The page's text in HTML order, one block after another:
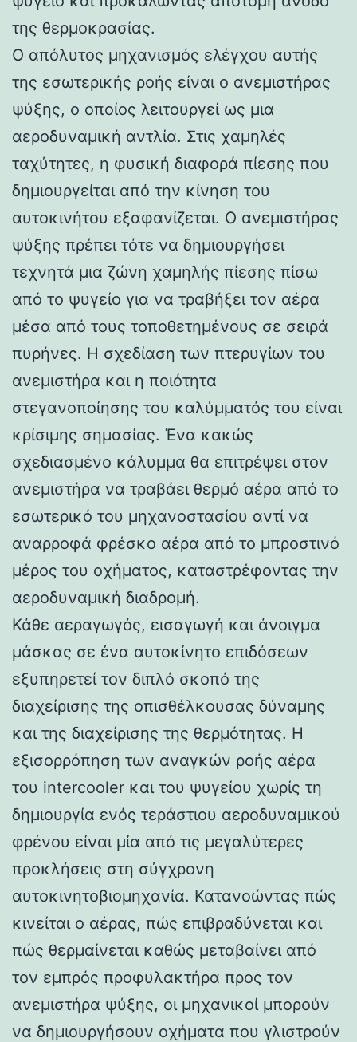
της θερμοκρασίας.
Ο απόλυτος μηχανισμός ελέγχου αυτής
της εσωτερικής ροής είναι ο ανεμιστήρας
ψύξης, ο οποίος λειτουργεί ως μια
αεροδυναμική αντλία. Στις χαμηλές
ταχύτητες, η φυσική διαφορά πίεσης που
δημιουργείται από την κίνηση του
αυτοκινήτου εξαφανίζεται. Ο ανεμιστήρας
ψύξης πρέπει τότε να δημιουργήσει
τεχνητά μια ζώνη χαμηλής πίεσης πίσω
από το ψυγείο για να τραβήξει τον αέρα
μέσα από τους τοποθετημένους σε σειρά
πυρήνες. Η σχεδίαση των πτερυγίων του
ανεμιστήρα και η ποιότητα
στεγανοποίησης του καλύμματός του είναι
κρίσιμης σημασίας. Ένα κακώς
σχεδιασμένο κάλυμμα θα επιτρέψει στον
ανεμιστήρα να τραβάει θερμό αέρα από το
εσωτερικό του μηχανοστασίου αντί να
αναρροφά φρέσκο αέρα από το μπροστινό
μέρος του οχήματος, καταστρέφοντας την
αεροδυναμική διαδρομή.
Κάθε αεραγωγός, εισαγωγή και άνοιγμα
μάσκας σε ένα αυτοκίνητο επιδόσεων
εξυπηρετεί τον διπλό σκοπό της
διαχείρισης της οπισθέλκουσας δύναμης
και της διαχείρισης της θερμότητας. Η
εξισορρόπηση των αναγκών ροής αέρα
του intercooler και του ψυγείου χωρίς τη
δημιουργία ενός τεράστιου αεροδυναμικού
φρένου είναι μία από τις μεγαλύτερες
προκλήσεις στη σύγχρονη
αυτοκινητοβιομηχανία. Κατανοώντας πώς
κινείται ο αέρας, πώς επιβραδύνεται και
πώς θερμαίνεται καθώς μεταβαίνει από
τον εμπρός προφυλακτήρα προς τον
ανεμιστήρα ψύξης, οι μηχανικοί μπορούν
να δημιουργήσουν οχήματα που γλιστρούν